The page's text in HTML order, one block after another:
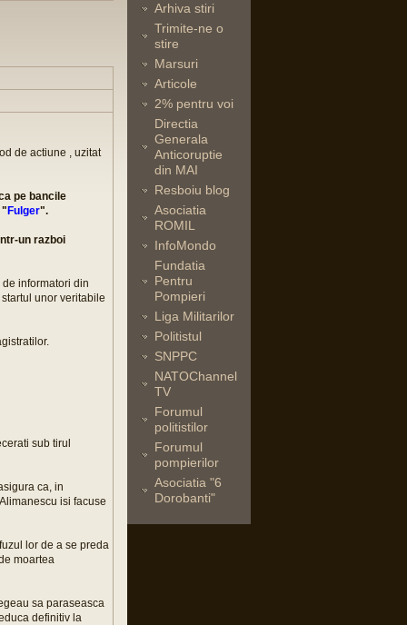
de actiune , uzitat
pe bancile
" Fulger".
un razboi
informatori din
unor veritabile
sub tirul
ca, in
isi facuse
lor de a se preda
moartea
sa paraseasca
definitiv la
Arhiva stiri
Trimite-ne o
stire
Marsuri
Articole
2% pentru voi
Directia
Generala
Anticoruptie
din MAI
Resboiu blog
Asociatia
ROMIL
InfoMondo
Fundatia
Pentru
Pompieri
Liga Militarilor
Politistul
SNPPC
NATOChannel
TV
Forumul
politistilor
Forumul
pompierilor
Asociatia "6
Dorobanti"